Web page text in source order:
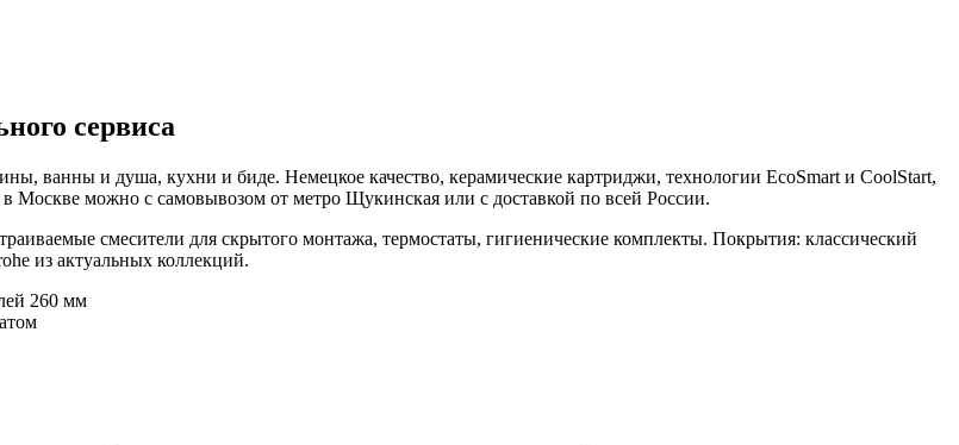
сервиса
ванны и душа, кухни и биде. Немецкое качество, керамические картриджи, технологии EcoSmart и CoolStart,
Москве можно с самовывозом от метро Щукинская или с доставкой по всей России.
смесители для скрытого монтажа, термостаты, гигиенические комплекты. Покрытия: классический
из актуальных коллекций.
260 мм